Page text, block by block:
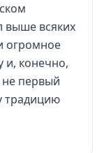
выше всяких
огромное
и, конечно,
первый
традицию